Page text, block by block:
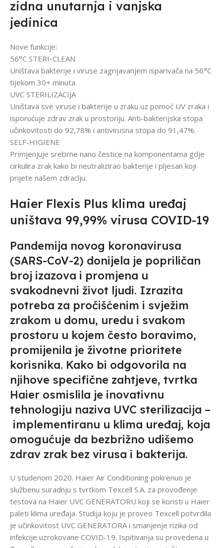
zidna unutarnja i vanjska
jedinica
Nove funkcije:
56°C STERI-CLEAN
Uništava bakterije i viruse zagrijavanjem isparivača na 56°C
tijekom 30+ minuta.
UVC STERILIZACIJA
Uništava sve viruse i bakterije u zraku uz pomoć UV zraka i
isporućuje zdrav zrak u prostoriju. Anti-bakterijska stopa
učinkovitosti do 92,78% i antivirusna stopa do 91,47%.
SELF-HIGIENE
Primjenjuje srebrne nano čestice na komponentama gdje
cirkulira zrak kako bi neutralizirao bakterije i pljesan koji
prijete našem zdraclju.
Haier Flexis Plus klima uređaj
uništava 99,99% virusa COVID-19
Pandemija novog koronavirusa
(SARS-CoV-2) donijela je popriličan
broj izazova i promjena u
svakodnevni život ljudi. Izrazita
potreba za pročišćenim i svježim
zrakom u domu, uredu i svakom
prostoru u kojem često boravimo,
promijenila je životne prioritete
korisnika. Kako bi odgovorila na
njihove specifične zahtjeve, tvrtka
Haier osmislila je inovativnu
tehnologiju naziva UVC sterilizacija –
implementiranu u klima uređaj, koja
omogućuje da bezbrižno udišemo
zdrav zrak bez virusa i bakterija.
U studenom 2020. Haier Air Conditioning pokrenuo je
službenu suradnju s tvrtkom Texcell S.A. za provođenje
testova na Haier UVC GENERATORU koji se koristi u Haier
paleti klima uređaja. Studija koju je proveo Texcell potvrdila
je učinkovitost UVC GENERATORA i smanjenje rizika od
infekcije uzrokovane COVID-19. Ispitivanja su provedena u